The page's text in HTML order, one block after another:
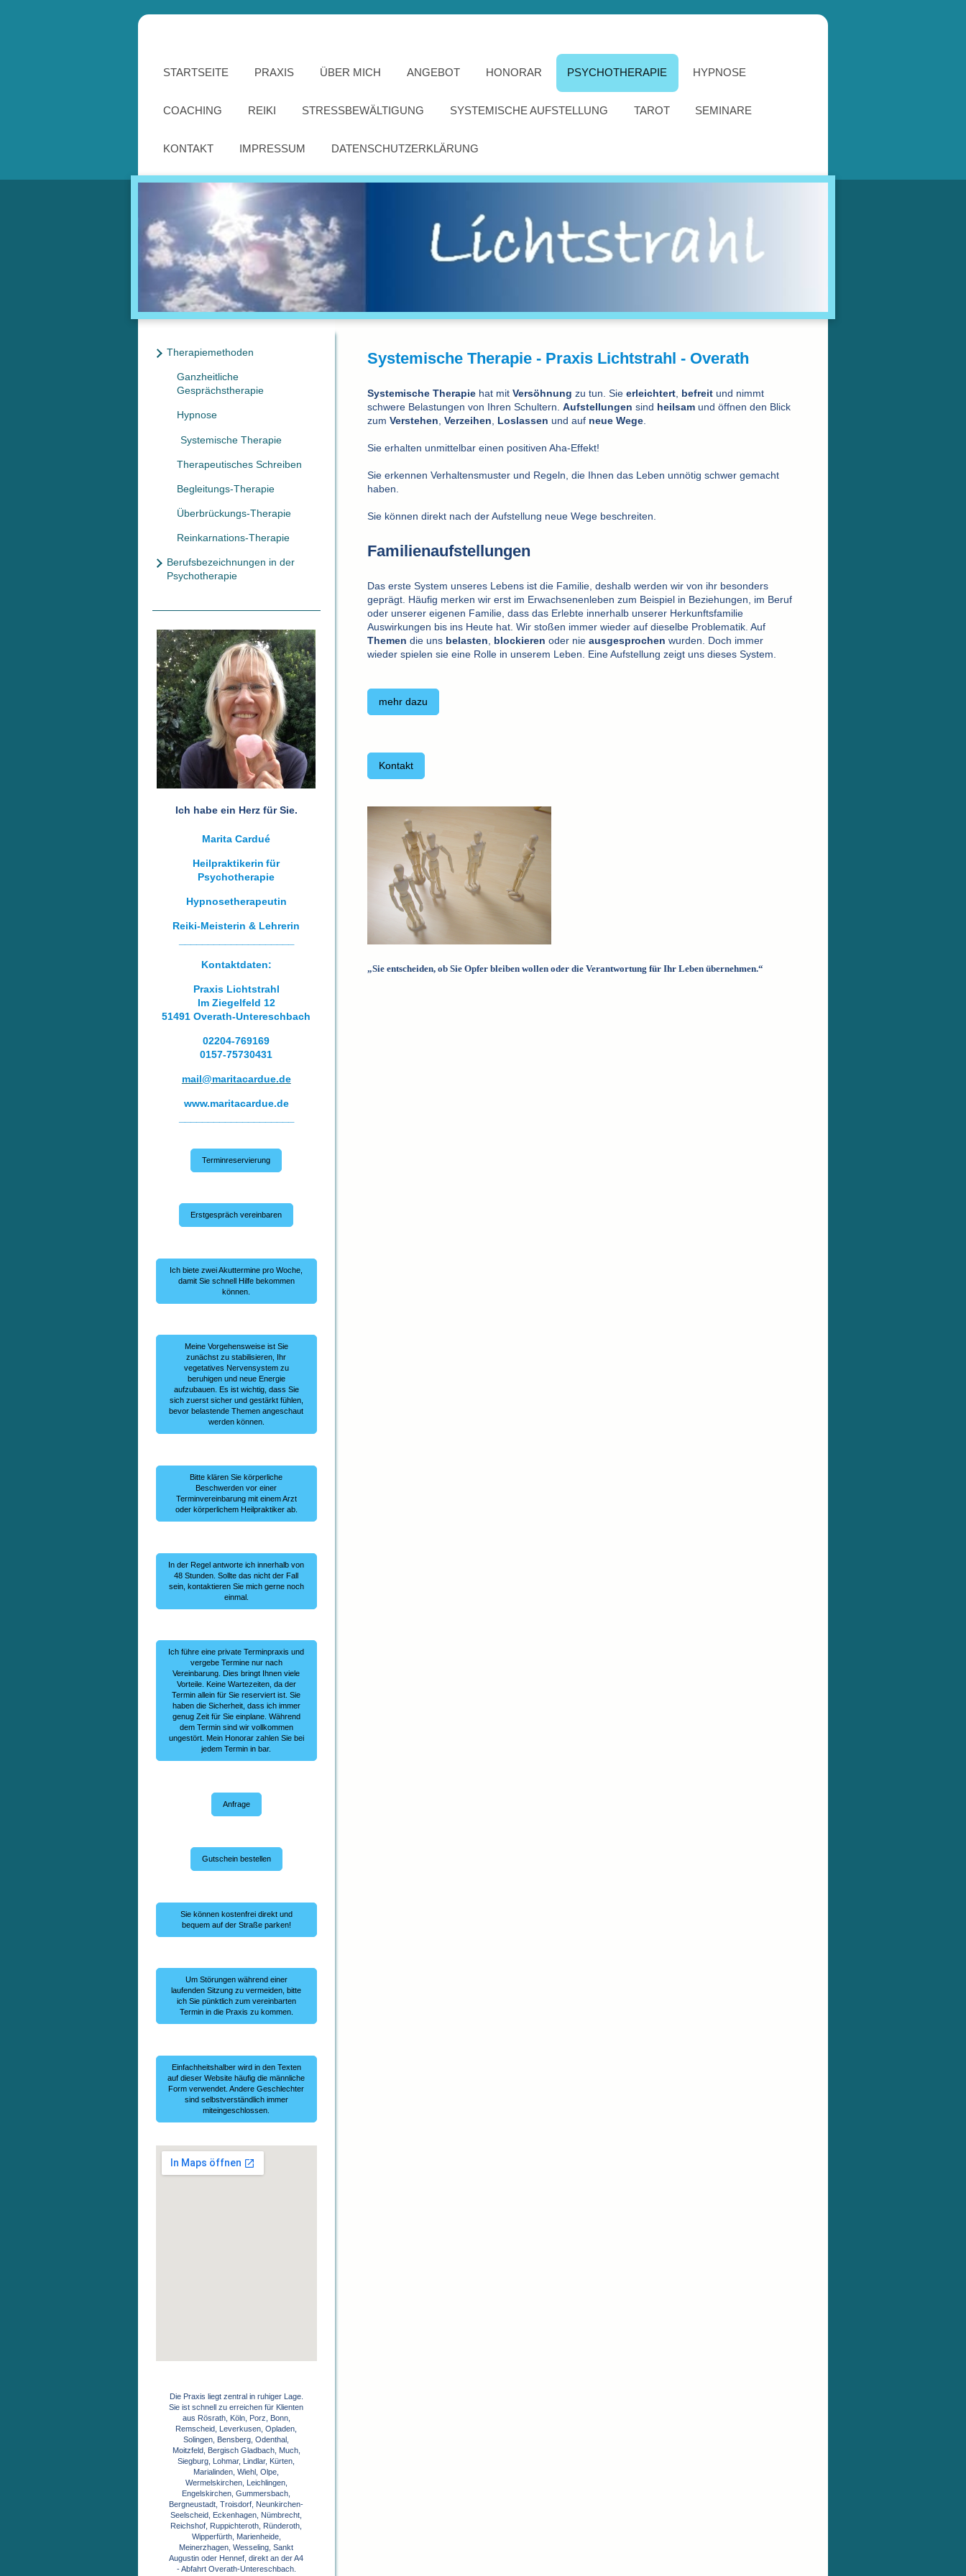
STARTSEITE PRAXIS ÜBER MICH ANGEBOT HONORAR PSYCHOTHERAPIE HYPNOSE
COACHING REIKI STRESSBEWÄLTIGUNG SYSTEMISCHE AUFSTELLUNG TAROT SEMINARE
KONTAKT IMPRESSUM DATENSCHUTZERKLÄRUNG
Systemische Therapie - Praxis Lichtstrahl - Overath
Systemische Therapiehat mit Versöhnung zu tun. Sie erleichtert, befreitund nimmt
schwere Belastungen von Ihren Schultern. Aufstellungen sind heilsamund öffnen den Blick
zum Verstehen Verzeihen Loslassen und auf neue Wege.
Sie erhalten unmittelbar einen positiven Aha-Effekt!
Sie erkennen Verhaltensmuster und Regeln, die Ihnen das Leben unnötig schwer gemacht
haben.
Sie können direkt nach der Aufstellung neue Wege beschreiten.
Familienaufstellungen
Das erste System unseres Lebens ist die Familie, deshalb werden wir von ihr besonders
geprägt. Häufig merken wir erst im Erwachsenenleben zum Beispiel in Beziehungen, im Beruf
oder unserer eigenen Familie, dass das Erlebte innerhalb unserer Herkunftsfamilie
Auswirkungen bis ins Heute hat. Wir stoßen immer wieder auf dieselbe Problematik. Auf
Themen die uns belasten blockieren oder nie ausgesprochen wurden. Doch immer
wieder spielen sie eine Rolle in unserem Leben. Eine Aufstellung zeigt uns dieses System.
mehr dazu
Kontakt
„Sie entscheiden, ob Sie Opfer bleiben wollen oder die Verantwortung für Ihr Leben übernehmen.“
Therapiemethoden
Ganzheitliche
Gesprächstherapie
Hypnose
Systemische Therapie
Therapeutisches Schreiben
Begleitungs-Therapie
Überbrückungs-Therapie
Reinkarnations-Therapie
Berufsbezeichnungen in der
Psychotherapie
Ich habe ein Herz für Sie.
Marita Cardué
Heilpraktikerin für
Psychotherapie
Hypnosetherapeutin
Reiki-Meisterin & Lehrerin
Kontaktdaten:
Praxis Lichtstrahl
Im Ziegelfeld 12
51491 Overath-Untereschbach
02204-769169
0157-75730431
mail@maritacardue.de
www.maritacardue.de
Terminreservierung
Erstgespräch vereinbaren
Ich biete zwei Akuttermine pro Woche,
damit Sie schnell Hilfe bekommen
können.
Meine Vorgehensweise ist Sie
zunächst zu stabilisieren, Ihr
vegetatives Nervensystem zu
beruhigen und neue Energie
aufzubauen. Es ist wichtig, dass Sie
sich zuerst sicher und gestärkt fühlen,
bevor belastende Themen angeschaut
werden können.
Bitte klären Sie körperliche
Beschwerden vor einer
Terminvereinbarung mit einem Arzt
oder körperlichem Heilpraktiker ab.
In der Regel antworte ich innerhalb von
48 Stunden. Sollte das nicht der Fall
sein, kontaktieren Sie mich gerne noch
einmal.
Ich führe eine private Terminpraxis und
vergebe Termine nur nach
Vereinbarung. Dies bringt Ihnen viele
Vorteile. Keine Wartezeiten, da der
Termin allein für Sie reserviert ist. Sie
haben die Sicherheit, dass ich immer
genug Zeit für Sie einplane. Während
dem Termin sind wir vollkommen
ungestört. Mein Honorar zahlen Sie bei
jedem Termin in bar.
Anfrage
Gutschein bestellen
Sie können kostenfrei direkt und
bequem auf der Straße parken!
Um Störungen während einer
laufenden Sitzung zu vermeiden, bitte
ich Sie pünktlich zum vereinbarten
Termin in die Praxis zu kommen.
Einfachheitshalber wird in den Texten
auf dieser Website häufig die männliche
Form verwendet. Andere Geschlechter
sind selbstverständlich immer
miteingeschlossen.
Die Praxis liegt zentral in ruhiger Lage.
Sie ist schnell zu erreichen für Klienten
aus Rösrath, Köln, Porz, Bonn,
Remscheid, Leverkusen, Opladen,
Solingen, Bensberg, Odenthal,
Moitzfeld, Bergisch Gladbach, Much,
Siegburg, Lohmar, Lindlar, Kürten,
Marialinden, Wiehl, Olpe,
Wermelskirchen, Leichlingen,
Engelskirchen, Gummersbach,
Bergneustadt, Troisdorf, Neunkirchen-
Seelscheid, Eckenhagen, Nümbrecht,
Reichshof, Ruppichteroth, Ründeroth,
Wipperfürth, Marienheide,
Meinerzhagen, Wesseling, Sankt
Augustin oder Hennef, direkt an der A4
- Abfahrt Overath-Untereschbach.